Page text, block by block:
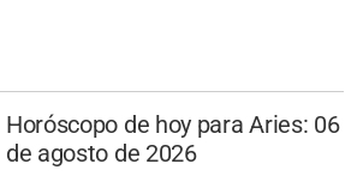
Horóscopo de hoy para Aries: 06
de agosto de 2026